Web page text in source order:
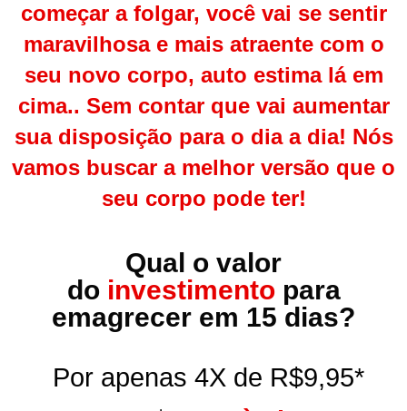
começar a folgar, você vai se sentir
maravilhosa e mais atraente com o
seu novo corpo, auto estima lá em
cima.. Sem contar que vai aumentar
sua disposição para o dia a dia! Nós
vamos buscar a melhor versão que o
seu corpo pode ter!
Qual o valor
do investimentopara
emagrecer em 15 dias?
Por apenas 4X de R$9,95*